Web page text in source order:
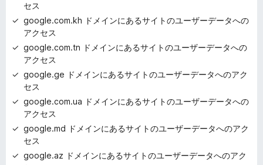
セス
google.com.kh ドメインにあるサイトのユーザーデータへの
アクセス
google.com.tn ドメインにあるサイトのユーザーデータへの
アクセス
google.ge ドメインにあるサイトのユーザーデータへのアク
セス
google.com.ua ドメインにあるサイトのユーザーデータへの
アクセス
google.md ドメインにあるサイトのユーザーデータへのアク
セス
google.az ドメインにあるサイトのユーザーデータへのアク